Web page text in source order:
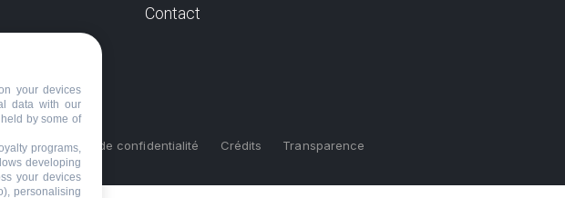
Contact
Politique de confidentialité Crédits Transparence
your devices
data with our
by some of
programs,
developing
your devices
personalising